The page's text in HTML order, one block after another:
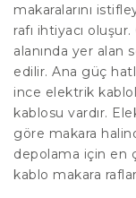
makaralarını
rafı ihtiyacı
alanında yer alan
edilir. Ana güç
ince elektrik
kablosu vardır.
göre makara
depolama için en
kablo makara